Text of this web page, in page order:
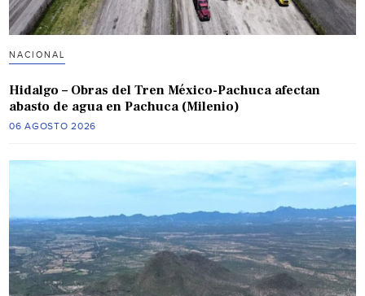
NACIONAL
Hidalgo – Obras del Tren México-Pachuca afectan
abasto de agua en Pachuca (Milenio)
06 AGOSTO 2026